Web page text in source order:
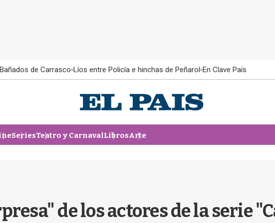
Bañados de Carrasco Líos entre Policía e hinchas de Peñarol En Clave País
SeriesTeatro y CarnavalLibrosArte
de los actores de la serie